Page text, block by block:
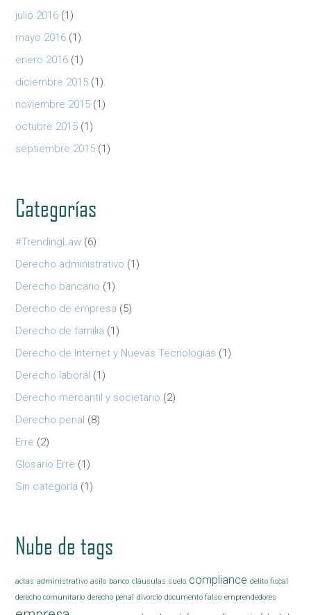
julio 2016 (1)
mayo 2016 (1)
enero 2016 (1)
diciembre 2015 (1)
noviembre 2015 (1)
octubre 2015 (1)
septiembre 2015 (1)
Categorías
#TrendingLaw (6)
Derecho administrativo (1)
Derecho bancario (1)
Derecho de empresa (5)
Derecho de familia (1)
Derecho de Internet y Nuevas Tecnologías (1)
Derecho laboral (1)
Derecho mercantil y societario (2)
Derecho penal (8)
Erre (2)
Glosario Erre (1)
Sin categoría (1)
Nube de tags
actas administrativo asilo banco cláusulas suelo compliance delito fiscal
derecho comunitario derecho penal divorcio documento falso emprendedores